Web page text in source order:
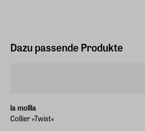
Dazu passende Produkte
la mollla
Collier »Twist«